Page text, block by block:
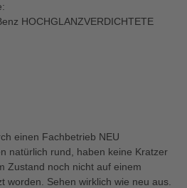
HOCHGLANZVERDICHTETE
einen Fachbetrieb NEU
natürlich rund, haben keine Kratzer
Zustand noch nicht auf einem
worden. Sehen wirklich wie neu aus.